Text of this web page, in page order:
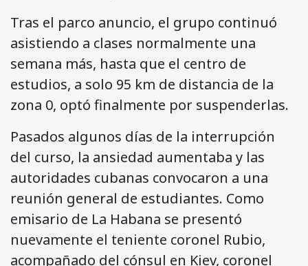
Tras el parco anuncio, el grupo continuó
asistiendo a clases normalmente una
semana más, hasta que el centro de
estudios, a solo 95 km de distancia de la
zona 0, optó finalmente por suspenderlas.
Pasados algunos días de la interrupción
del curso, la ansiedad aumentaba y las
autoridades cubanas convocaron a una
reunión general de estudiantes. Como
emisario de La Habana se presentó
nuevamente el teniente coronel Rubio,
acompañado del cónsul en Kiev, coronel